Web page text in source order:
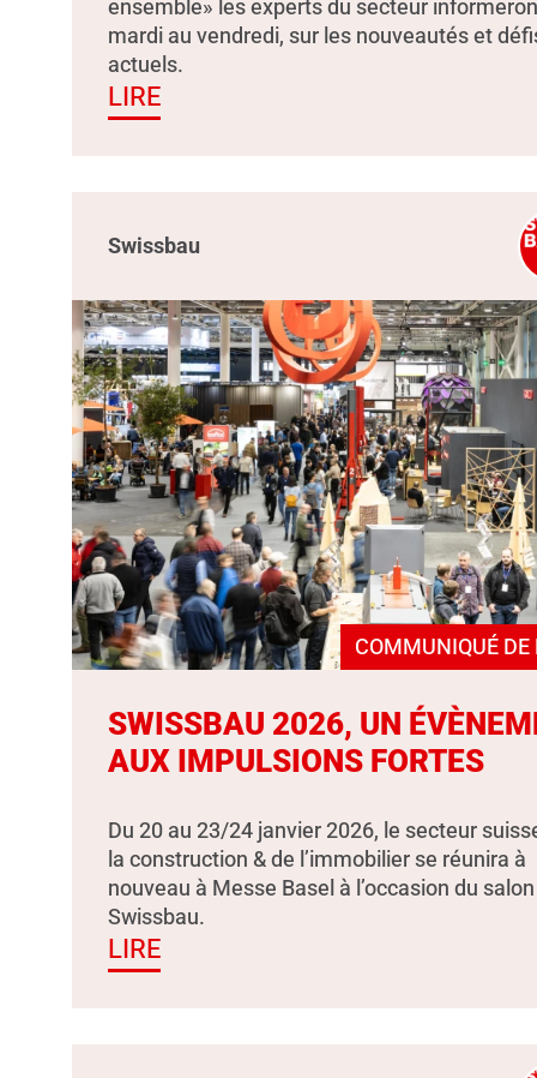
ensemble» les experts du secteur
mardi au vendredi, sur les nouveautés et
actuels.
LIRE
Swissbau
COMMUNIQUÉ DE
SWISSBAU 2026, UN
AUX IMPULSIONS FORTES
Du 20 au 23/24 janvier 2026, le secteur
la construction & de l’immobilier se réunira à
nouveau à Messe Basel à l’occasion du salon
Swissbau.
LIRE